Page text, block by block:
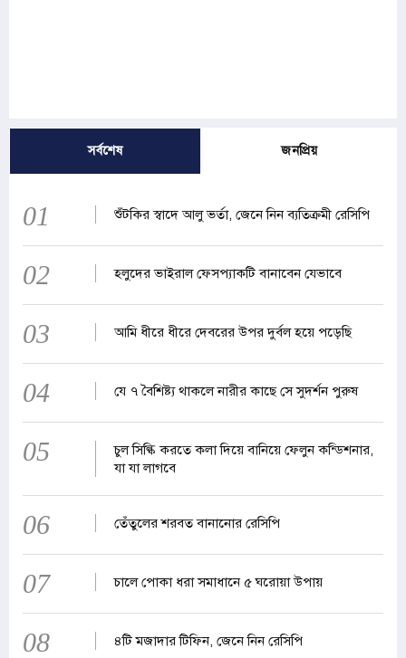
সর্বশেষ জনপ্রিয়
01 শুঁটকির স্বাদে আলু ভর্তা, জেনে নিন ব্যতিক্রমী রেসিপি
02 হলুদের ভাইরাল ফেসপ্যাকটি বানাবেন যেভাবে
03 আমি ধীরে ধীরে দেবরের উপর দুর্বল হয়ে পড়েছি
04 যে ৭ বৈশিষ্ট্য থাকলে নারীর কাছে সে সুদর্শন পুরুষ
05
চুল সিল্কি করতে কলা দিয়ে বানিয়ে ফেলুন কন্ডিশনার,
যা যা লাগবে
06 তেঁতুলের শরবত বানানোর রেসিপি
07 চালে পোকা ধরা সমাধানে ৫ ঘরোয়া উপায়
08 ৪টি মজাদার টিফিন, জেনে নিন রেসিপি